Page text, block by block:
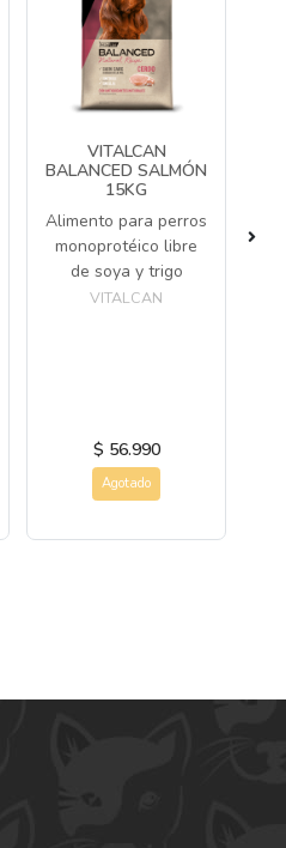
VITALCAN
BALANCED SALMÓN
15KG
Alimento para perros
monoprotéico libre
de soya y trigo
VITALCAN
$ 56.990
Agotado